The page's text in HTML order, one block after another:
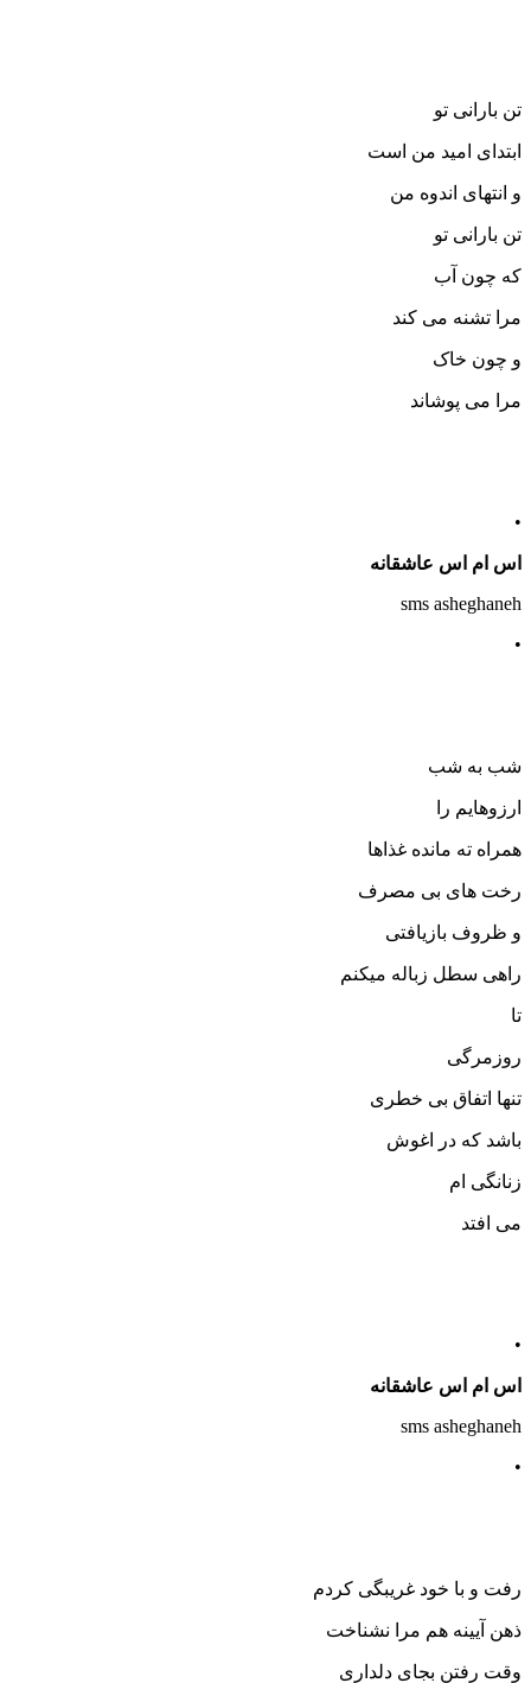
تن بارانی تو
ابتدای امید من است
و انتهای اندوه من
تن بارانی تو
که چون آب
مرا تشنه می کند
و چون خاک
مرا می پوشاند
•
اس ام اس عاشقانه
sms asheghaneh
•
شب به شب
ارزوهایم را
همراه ته مانده غذاها
رخت های بی مصرف
و ظروف بازیافتی
راهی سطل زباله میکنم
تا
روزمرگی
تنها اتفاق بی خطری
باشد که در اغوش
زنانگی ام
می افتد
•
اس ام اس عاشقانه
sms asheghaneh
•
رفت و با خود غریبگی کردم
ذهن آیینه هم مرا نشناخت
وقت رفتن بجای دلداری